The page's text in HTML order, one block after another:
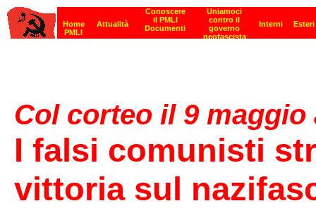
Col corteo il 9 maggio
I falsi comunisti
vittoria sul